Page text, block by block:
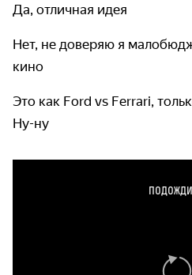
Да, отличная идея
Нет, не доверяю я
кино
Это как Ford vs Ferrari,
Ну-ну